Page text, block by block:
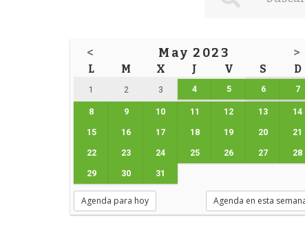
< May 2023 >
L M X J V S D
1 2 3 4 5 6 7
8 9 10 11 12 13 14
15 16 17 18 19 20 21
22 23 24 25 26 27 28
29 30 31
Agenda para hoy Agenda en esta